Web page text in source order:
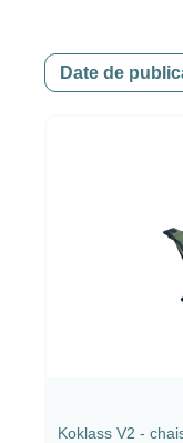
Koklass V2 -